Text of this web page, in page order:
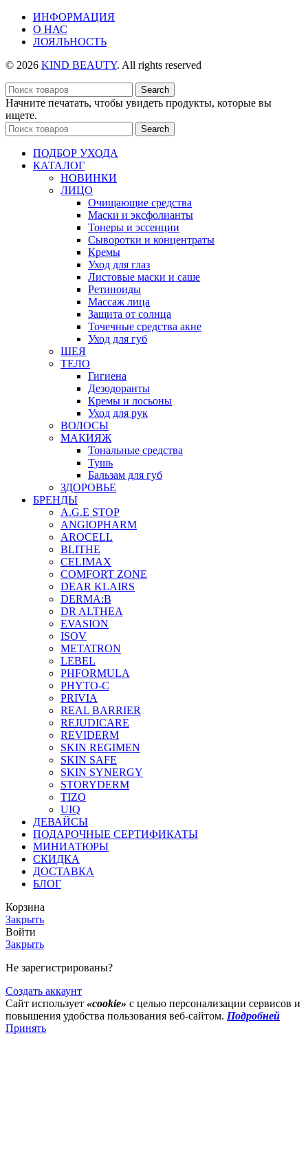
ИНФОРМАЦИЯ
О НАС
ЛОЯЛЬНОСТЬ
© 2026 KIND BEAUTY. All rights reserved
Search
Начните печатать, чтобы увидеть продукты, которые вы
ищете.
Search
ПОДБОР УХОДА
КАТАЛОГ
НОВИНКИ
ЛИЦО
Очищающие средства
Маски и эксфолианты
Тонеры и эссенции
Сыворотки и концентраты
Кремы
Уход для глаз
Листовые маски и саше
Ретиноиды
Массаж лица
Защита от солнца
Точечные средства акне
Уход для губ
ШЕЯ
ТЕЛО
Гигиена
Дезодоранты
Кремы и лосьоны
Уход для рук
ВОЛОСЫ
МАКИЯЖ
Тональные средства
Тушь
Бальзам для губ
ЗДОРОВЬЕ
БРЕНДЫ
A.G.E STOP
ANGIOPHARM
AROCELL
BLITHE
CELIMAX
COMFORT ZONE
DEAR KLAIRS
DERMA:B
DR ALTHEA
EVASION
ISOV
METATRON
LEBEL
PHFORMULA
PHYTO-C
PRIVIA
REAL BARRIER
REJUDICARE
REVIDERM
SKIN REGIMEN
SKIN SAFE
SKIN SYNERGY
STORYDERM
TIZO
UIQ
ДЕВАЙСЫ
ПОДАРОЧНЫЕ СЕРТИФИКАТЫ
МИНИАТЮРЫ
СКИДКА
ДОСТАВКА
БЛОГ
Корзина
Закрыть
Войти
Закрыть
Не зарегистрированы?
Создать аккаунт
Сайт использует «cookie» с целью персонализации сервисов и
повышения удобства пользования веб-сайтом. Подробней
Принять